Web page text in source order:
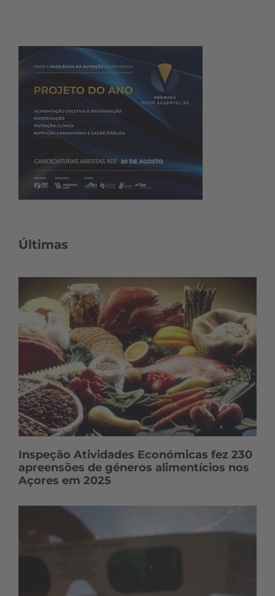
Últimas
Inspeção Atividades Económicas fez 230
apreensões de géneros alimentícios nos
Açores em 2025